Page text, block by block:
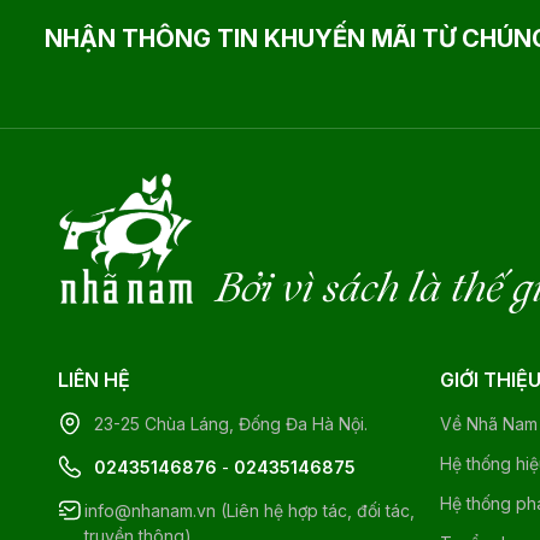
NHẬN THÔNG TIN KHUYẾN MÃI TỪ
Bởi vì sách là thế
LIÊN HỆ
23-25 Chùa Láng, Đống Đa Hà Nội.
02435146876 - 02435146875
info@nhanam.vn (Liên hệ hợp tác, đối tác,
GIỚI THIỆU
Về Nhã Nam
Hệ thống
Hệ thống